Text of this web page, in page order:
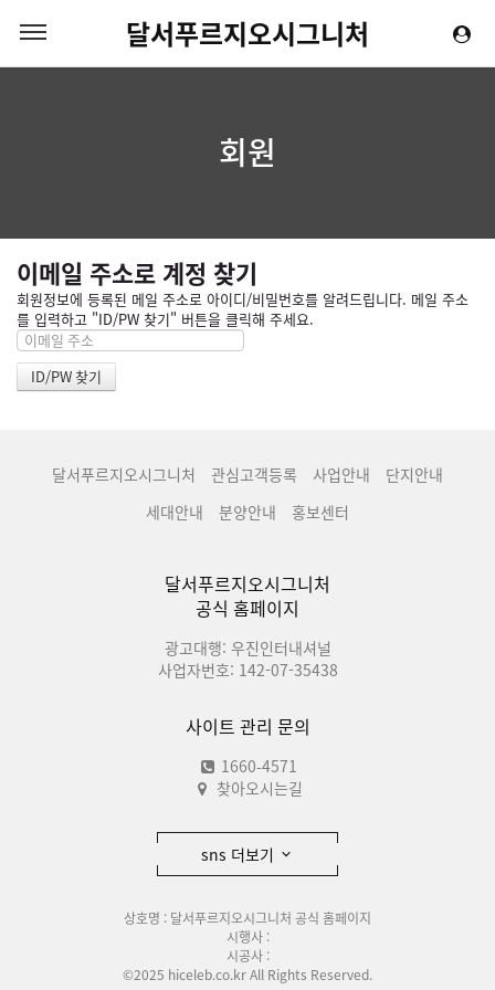
달서푸르지오시그니처
회원
이메일 주소로 계정 찾기
회원정보에 등록된 메일 주소로 아이디/비밀번호를 알려드립니다. 메일 주소
를 입력하고 "ID/PW 찾기" 버튼을 클릭해 주세요.
달서푸르지오시그니처 관심고객등록 사업안내
단지안내
세대안내
분양안내 홍보센터
달서푸르지오시그니처
공식 홈페이지
광고대행: 우진인터내셔널
사업자번호: 142-07-35438
사이트 관리 문의
1660-4571
찾아오시는길
sns 더보기
상호명 : 달서푸르지오시그니처 공식 홈페이지
시행사 :
시공사 :
©2025 hiceleb.co.kr All Rights Reserved.